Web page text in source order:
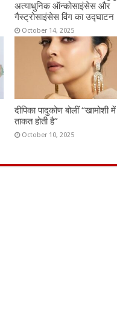
अत्याधुनिक ऑन्कोसाइंसेस और
गैस्ट्रोसाइंसेस विंग का उद्घाटन
October 14, 2025
दीपिका पादुकोण बोलीं “खामोशी
ताकत होती है”
October 10, 2025